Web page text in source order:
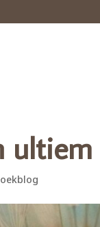
ultiem